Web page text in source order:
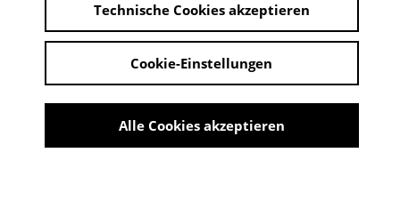
Idee und Realisation vonEberhard Malwitz, Mitglied der
unterstützt von der Stiftung Cinema Concetta
Filmförderung
Technische Cookies akzeptieren
Cookie-Einstellungen
Alle Cookies akzeptieren